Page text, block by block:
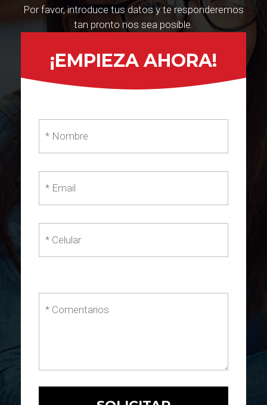
Por favor, introduce tus datos y te responderemos
tan pronto nos sea posible.
¡EMPIEZA AHORA!